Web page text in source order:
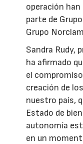
operación
parte de
Grupo
Sandra Rudy,
ha afirmado
el
creación de
nuestro país,
Estado de
autonomía
en un